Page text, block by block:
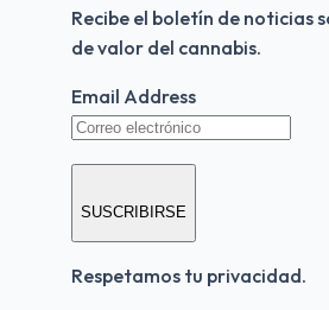
Recibe el boletín de noticias
de valor del cannabis.
Email Address
SUSCRIBIRSE
Respetamos tu privacidad.